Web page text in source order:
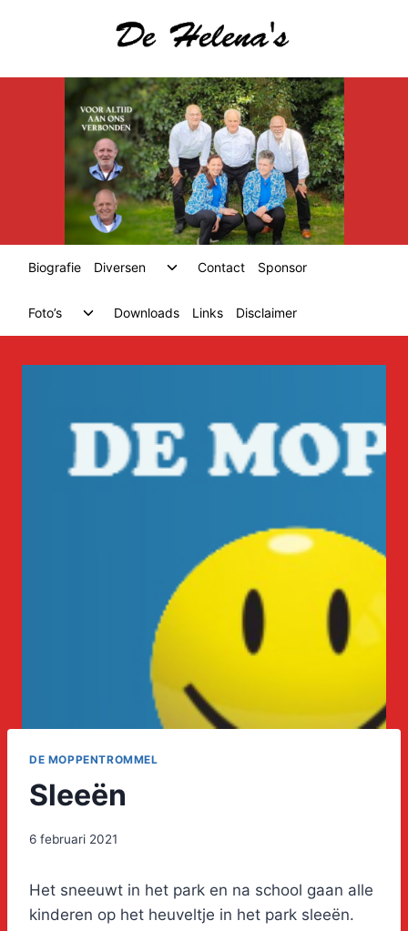
Biografie Diversen
ToggleContact Sponsor
Foto’s
ToggleDownloads Links Disclaimer
DE MOPPENTROMMEL
Sleeën
6 februari 2021
Het sneeuwt in het park en na school gaan alle
kinderen op het heuveltje in het park sleeën.